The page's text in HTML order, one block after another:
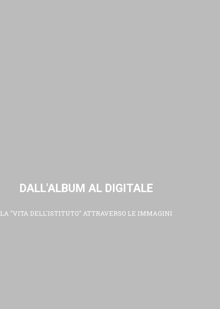
DALL'ALBUM AL DIGITALE
LA "VITA DELL'ISTITUTO" ATTRAVERSO LE IMMAGINI